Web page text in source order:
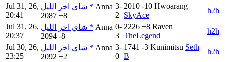
Jul 31, 26,
20:41
شاي اخر الليل * Anna
2087 +8
3-
2
2010 -10 Hwoarang
SkyAce
h2h
Jul 31, 26,
20:37
شاي اخر الليل * Anna
2094 -8
0-
3
2226 +8 Raven
TheLegend
h2h
Jul 30, 26,
23:25
شاي اخر الليل * Anna
2092 +2
3-
0
1741 -3 Kunimitsu Seth
B
h2h